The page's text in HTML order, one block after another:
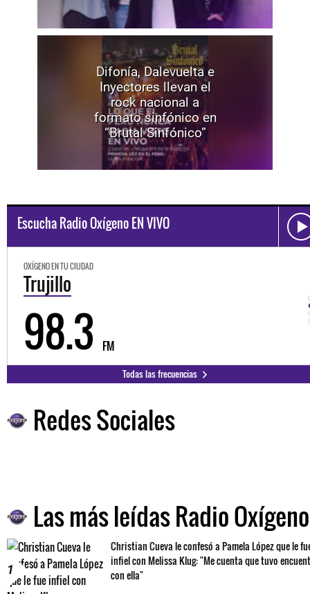
Difonía, Dalevuelta e
Inyectores llevan el
rock nacional a
formato sinfónico en
“Brutal Sinfónico”
Escucha Radio Oxígeno EN VIVO
OXÍGENO EN TU CIUDAD
Trujillo
98.3 FM
Todas las frecuencias
Redes Sociales
Las más leídas Radio Oxígeno
1
Christian Cueva le confesó a Pamela López que le
infiel con Melissa Klug: "Me cuenta que tuvo
con ella"